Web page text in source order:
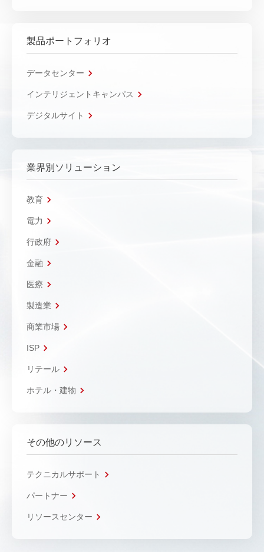
製品ポートフォリオ
データセンター
インテリジェントキャンパス
デジタルサイト
業界別ソリューション
教育
電力
行政府
金融
医療
製造業
商業市場
ISP
リテール
ホテル・建物
その他のリソース
テクニカルサポート
パートナー
リソースセンター